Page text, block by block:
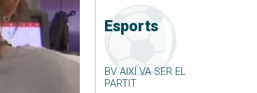
Esports
BV AIXÍ VA SER EL
PARTIT